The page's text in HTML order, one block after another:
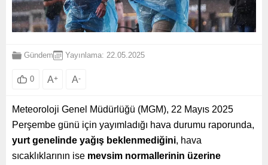
Gündem Yayınlama: 22.05.2025
0 A+ A-
Meteoroloji Genel Müdürlüğü (MGM), 22 Mayıs 2025
Perşembe günü için yayımladığı hava durumu raporunda,
yurt genelinde yağış beklenmediğini, hava
sıcaklıklarının ise mevsim normallerinin üzerine